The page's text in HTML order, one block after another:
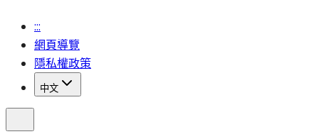
:::
網頁導覽
隱私權政策
中文